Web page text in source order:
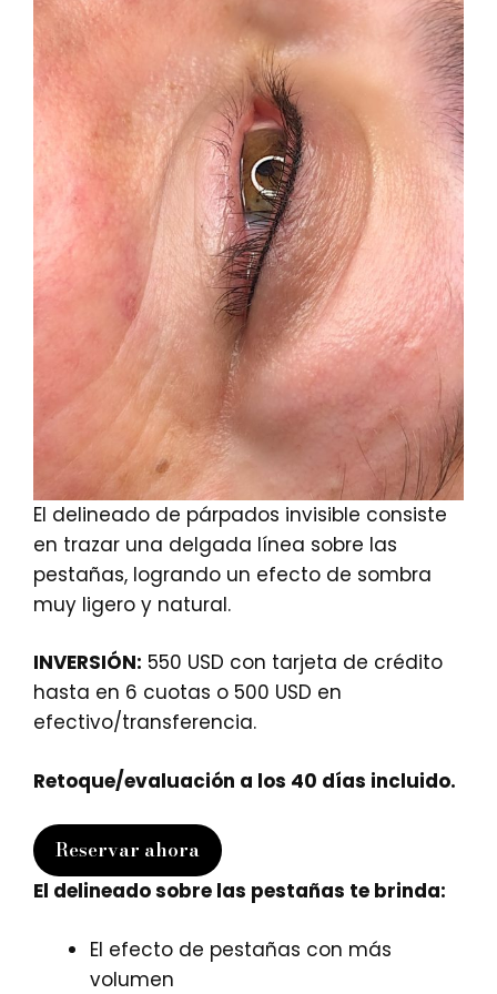
El delineado de párpados invisible consiste
en trazar una delgada línea sobre las
pestañas, logrando un efecto de sombra
muy ligero y natural.
INVERSIÓN: 550 USD con tarjeta de crédito
hasta en 6 cuotas o 500 USD en
efectivo/transferencia.
Retoque/evaluación a los 40 días incluido.
Reservar ahora
El delineado sobre las pestañas te brinda:
El efecto de pestañas con más
volumen